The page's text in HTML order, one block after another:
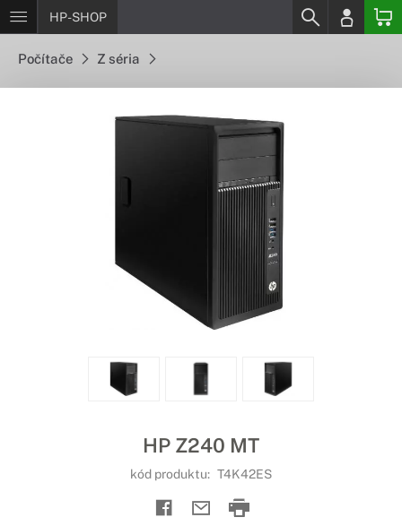
HP-SHOP
Počítače Z séria
HP Z240 MT
kód produktu: T4K42ES